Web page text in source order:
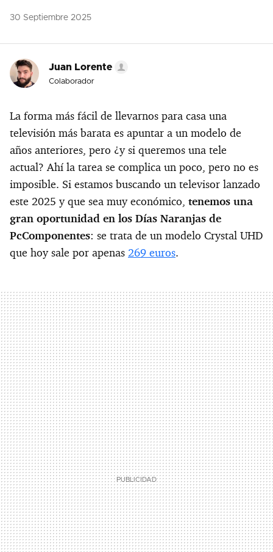
30 Septiembre 2025
Juan Lorente
Colaborador
La forma más fácil de llevarnos para casa una
televisión más barata es apuntar a un modelo de
años anteriores, pero ¿y si queremos una tele
actual? Ahí la tarea se complica un poco, pero no es
imposible. Si estamos buscando un televisor lanzado
este 2025 y que sea muy económico, tenemos una
gran oportunidad en los Días Naranjas de
PcComponentes: se trata de un modelo Crystal UHD
que hoy sale por apenas 269 euros.